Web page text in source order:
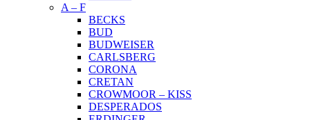
A – F
BECKS
BUD
BUDWEISER
CARLSBERG
CORONA
CRETAN
CROWMOOR – KISS
DESPERADOS